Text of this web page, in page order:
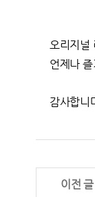
오리지널
언제나
감사합니
이전 글